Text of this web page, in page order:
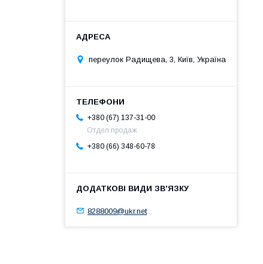
переулок Радищева, 3, Київ, Україна
+380 (67) 137-31-00
Отдел продаж
+380 (66) 348-60-78
8288009@ukr.net